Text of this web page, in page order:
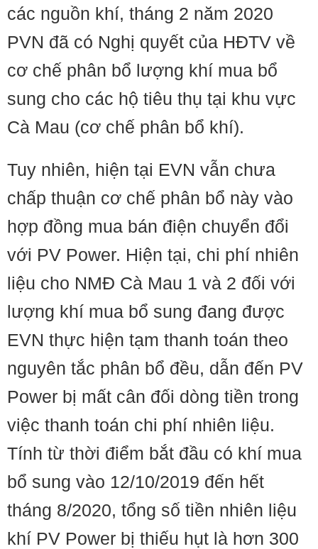
các nguồn khí, tháng 2 năm 2020
PVN đã có Nghị quyết của HĐTV về
cơ chế phân bổ lượng khí mua bổ
sung cho các hộ tiêu thụ tại khu vực
Cà Mau (cơ chế phân bổ khí).
Tuy nhiên, hiện tại EVN vẫn chưa
chấp thuận cơ chế phân bổ này vào
hợp đồng mua bán điện chuyển đổi
với PV Power. Hiện tại, chi phí nhiên
liệu cho NMĐ Cà Mau 1 và 2 đối với
lượng khí mua bổ sung đang được
EVN thực hiện tạm thanh toán theo
nguyên tắc phân bổ đều, dẫn đến PV
Power bị mất cân đối dòng tiền trong
việc thanh toán chi phí nhiên liệu.
Tính từ thời điểm bắt đầu có khí mua
bổ sung vào 12/10/2019 đến hết
tháng 8/2020, tổng số tiền nhiên liệu
khí PV Power bị thiếu hụt là hơn 300